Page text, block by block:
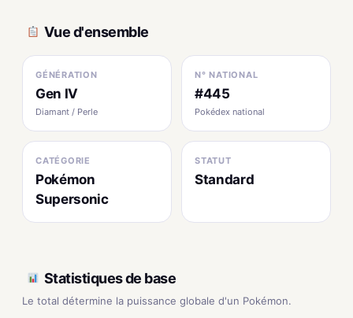
Vue d'ensemble
GÉNÉRATION
Gen IV
Diamant / Perle
N° NATIONAL
#445
Pokédex national
CATÉGORIE
Pokémon
Supersonic
STATUT
Standard
Statistiques de base
Le total détermine la puissance globale d'un Pokémon.